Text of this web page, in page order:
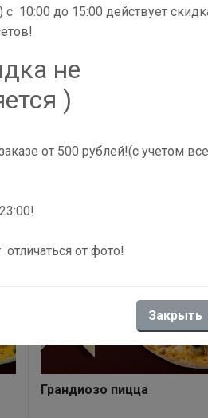
Грандиозо пицца
с 10:00 до 15:00 действует
не
)
от 500 рублей!(с учетом
от фото!
Закрыть